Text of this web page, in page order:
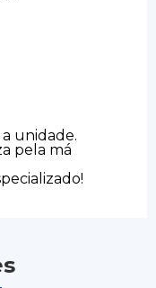
unidade.
pela má